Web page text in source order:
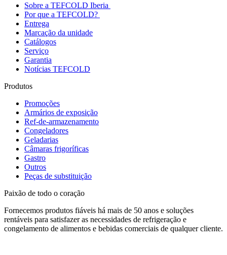
Sobre a TEFCOLD Iberia
Por que a TEFCOLD?
Entrega
Marcação da unidade
Catálogos
Serviço
Garantia
Notícias TEFCOLD
Produtos
Promoções
Armários de exposição
Ref-de-armazenamento
Congeladores
Geladarias
Câmaras frigoríficas
Gastro
Outros
Peças de substituição
Paixão de todo o coração
Fornecemos produtos fiáveis há mais de 50 anos e soluções
rentáveis para satisfazer as necessidades de refrigeração e
congelamento de alimentos e bebidas comerciais de qualquer cliente.